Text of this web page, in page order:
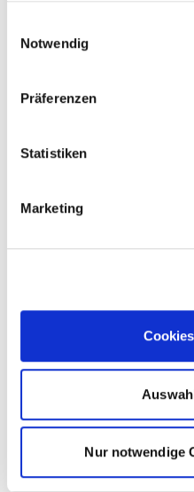
Cookies, wenn Sie unsere
Notwendig
Präferenzen
Statistiken
Marketing
Nur notwendige